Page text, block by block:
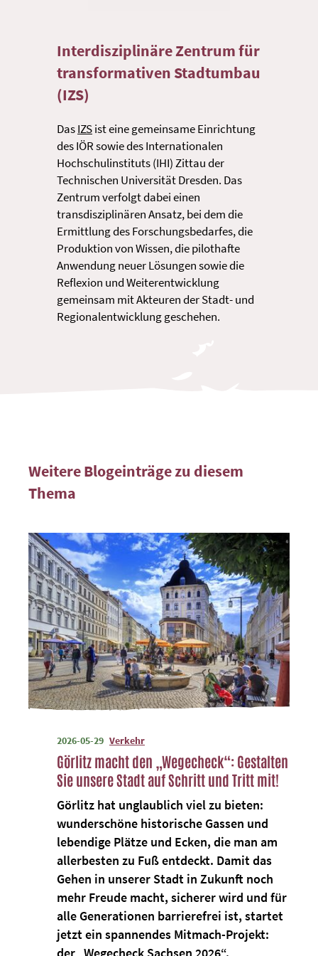
Interdisziplinäre Zentrum für
transformativen Stadtumbau
(IZS)
DasIZSist eine gemeinsame Einrichtung
des IÖR sowie des Internationalen
Hochschulinstituts (IHI) Zittau der
Technischen Universität Dresden. Das
Zentrum verfolgt dabei einen
transdisziplinären Ansatz, bei dem die
Ermittlung des Forschungsbedarfes, die
Produktion von Wissen, die pilothafte
Anwendung neuer Lösungen sowie die
Reflexion und Weiterentwicklung
gemeinsam mit Akteuren der Stadt- und
Regionalentwicklung geschehen.
Weitere Blogeinträge zu diesem
Thema
2026-05-29 Verkehr
Görlitz macht den „Wegecheck“: Gestalten
Sie unsere Stadt auf Schritt und Tritt mit!
Görlitz hat unglaublich viel zu bieten:
wunderschöne historische Gassen und
lebendige Plätze und Ecken, die man am
allerbesten zu Fuß entdeckt. Damit das
Gehen in unserer Stadt in Zukunft noch
mehr Freude macht, sicherer wird und für
alle Generationen barrierefrei ist, startet
jetzt ein spannendes Mitmach-Projekt:
der „Wegecheck Sachsen 2026“.